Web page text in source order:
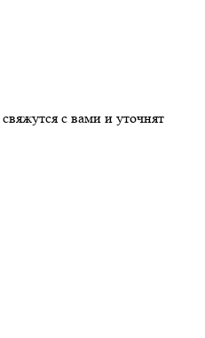
с вами и уточнят